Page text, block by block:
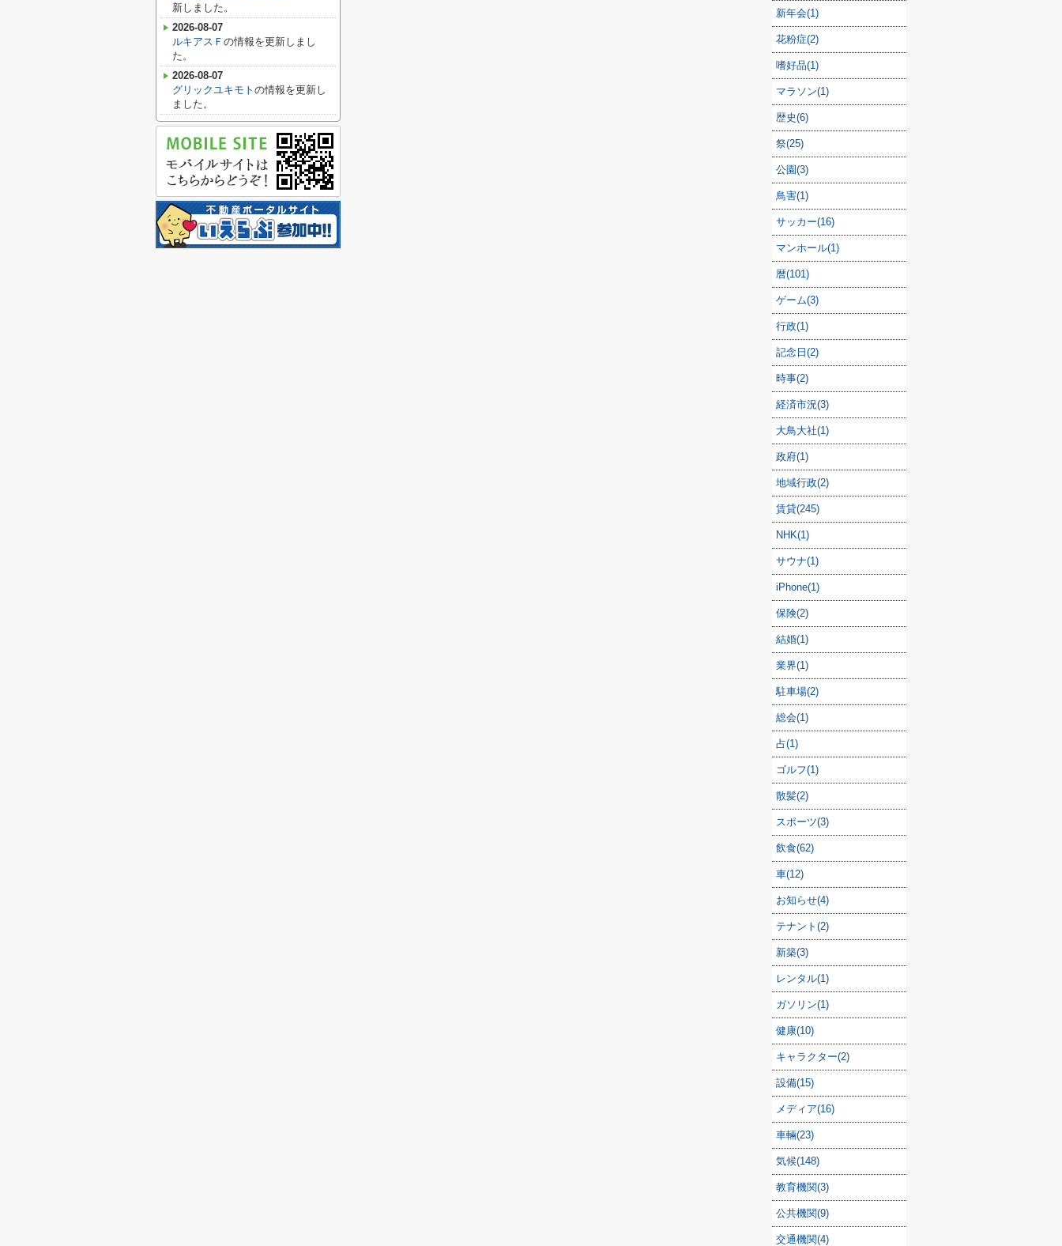
新年会(1)
花粉症(2)
嗜好品(1)
マラソン(1)
歴史(6)
祭(25)
公園(3)
鳥害(1)
サッカー(16)
マンホール(1)
暦(101)
ゲーム(3)
行政(1)
記念日(2)
時事(2)
経済市況(3)
大鳥大社(1)
政府(1)
地域行政(2)
賃貸(245)
NHK(1)
サウナ(1)
iPhone(1)
保険(2)
結婚(1)
業界(1)
駐車場(2)
総会(1)
占(1)
ゴルフ(1)
散髪(2)
スポーツ(3)
飲食(62)
車(12)
お知らせ(4)
テナント(2)
新築(3)
レンタル(1)
ガソリン(1)
健康(10)
キャラクター(2)
設備(15)
メディア(16)
車輛(23)
気候(148)
教育機関(3)
公共機関(9)
交通機関(4)
新しました。
2026-08-07
ルキアスＦ の情報を更新しまし
た。
2026-08-07
グリックユキモト の情報を更新し
ました。